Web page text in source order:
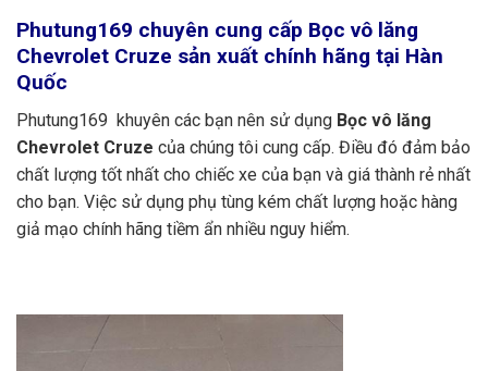
Phutung169 chuyên cung cấp Bọc vô lăng
Chevrolet Cruze sản xuất chính hãng tại Hàn
Quốc
Phutung169 khuyên các bạn nên sử dụng Bọc vô lăng
Chevrolet Cruze của chúng tôi cung cấp. Điều đó đảm bảo
chất lượng tốt nhất cho chiếc xe của bạn và giá thành rẻ nhất
cho bạn. Việc sử dụng phụ tùng kém chất lượng hoặc hàng
giả mạo chính hãng tiềm ẩn nhiều nguy hiểm.